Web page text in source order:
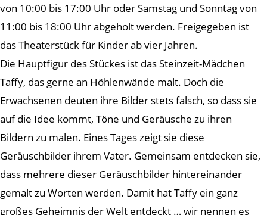
von 10:00 bis 17:00 Uhr oder Samstag und Sonntag von
11:00 bis 18:00 Uhr abgeholt werden. Freigegeben ist
das Theaterstück für Kinder ab vier Jahren.
Die Hauptfigur des Stückes ist das Steinzeit-Mädchen
Taffy, das gerne an Höhlenwände malt. Doch die
Erwachsenen deuten ihre Bilder stets falsch, so dass sie
auf die Idee kommt, Töne und Geräusche zu ihren
Bildern zu malen. Eines Tages zeigt sie diese
Geräuschbilder ihrem Vater. Gemeinsam entdecken sie,
dass mehrere dieser Geräuschbilder hintereinander
gemalt zu Worten werden. Damit hat Taffy ein ganz
großes Geheimnis der Welt entdeckt … wir nennen es